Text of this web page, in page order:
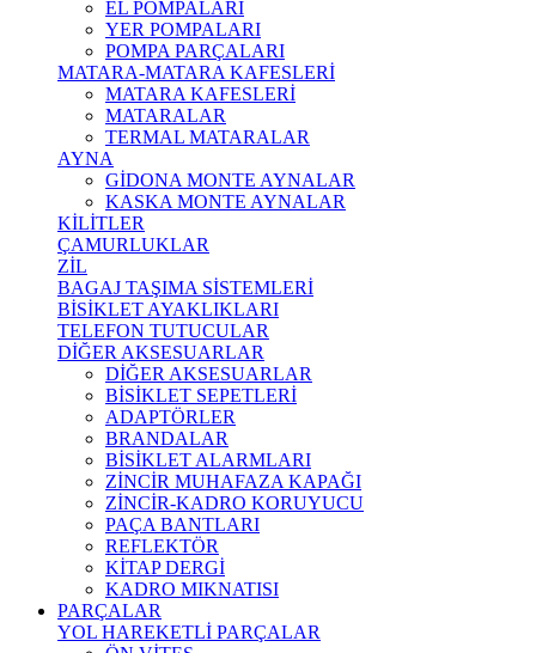
EL POMPALARI
YER POMPALARI
POMPA PARÇALARI
MATARA-MATARA KAFESLERİ
MATARA KAFESLERİ
MATARALAR
TERMAL MATARALAR
AYNA
GİDONA MONTE AYNALAR
KASKA MONTE AYNALAR
KİLİTLER
ÇAMURLUKLAR
ZİL
BAGAJ TAŞIMA SİSTEMLERİ
BİSİKLET AYAKLIKLARI
TELEFON TUTUCULAR
DİĞER AKSESUARLAR
DİĞER AKSESUARLAR
BİSİKLET SEPETLERİ
ADAPTÖRLER
BRANDALAR
BİSİKLET ALARMLARI
ZİNCİR MUHAFAZA KAPAĞI
ZİNCİR-KADRO KORUYUCU
PAÇA BANTLARI
REFLEKTÖR
KİTAP DERGİ
KADRO MIKNATISI
PARÇALAR
YOL HAREKETLİ PARÇALAR